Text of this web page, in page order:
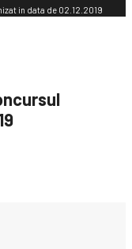
in data de 02.12.2019